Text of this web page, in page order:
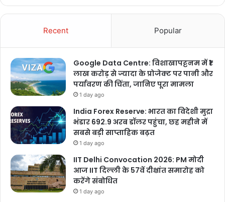
Recent Popular
Google Data Centre: विशाखापट्टनम में ₹1
लाख करोड़ से ज्यादा के प्रोजेक्ट पर पानी और
पर्यावरण की चिंता, जानिए पूरा मामला
1 day ago
India Forex Reserve: भारत का विदेशी मुद्रा
भंडार 692.9 अरब डॉलर पहुंचा, छह महीने में
सबसे बड़ी साप्ताहिक बढ़त
1 day ago
IIT Delhi Convocation 2026: PM मोदी
आज IIT दिल्ली के 57वें दीक्षांत समारोह को
करेंगे संबोधित
1 day ago